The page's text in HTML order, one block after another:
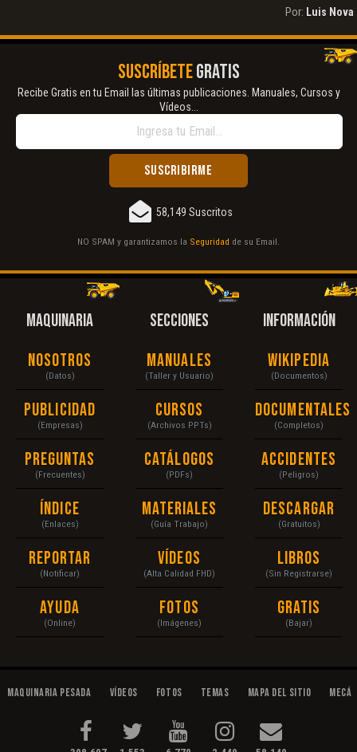
Por: Luis Nova
SUSCRÍBETEGRATIS
Recibe Gratis en tu Email las últimas publicaciones. Manuales, Cursos y
Vídeos...
58,149 Suscritos
NO SPAM y garantizamos la Seguridad de su Email.
MAQUINARIA
Nosotros
(Datos)
Publicidad
(Empresas)
Preguntas
(Frecuentes)
Índice
(Enlaces)
Reportar
(Notificar)
Ayuda
(Online)
SECCIONES
Manuales
(Taller y Usuario)
Cursos
(Archivos PPTs)
Catálogos
(PDFs)
Materiales
(Guía Trabajo)
Vídeos
(Alta Calidad FHD)
Fotos
(Imágenes)
INFORMACIÓN
Wikipedia
(Documentos)
Documentales
(Completos)
Accidentes
(Peligros)
Descargar
(Gratuitos)
Libros
(Sin Registrarse)
Gratis
(Bajar)
Maquinaria Pesada Vídeos Fotos Temas Mapa del Sitio